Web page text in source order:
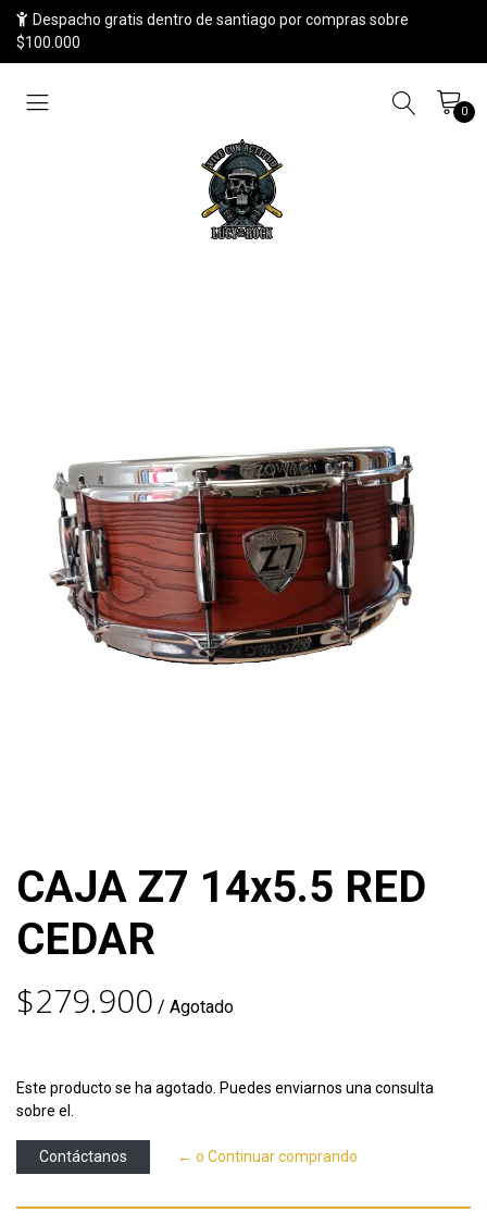
Despacho gratis dentro de santiago por compras sobre
$100.000
0
CAJA Z7 14x5.5 RED
CEDAR
$279.900 / Agotado
Este producto se ha agotado. Puedes enviarnos una consulta
sobre el.
Contáctanos ← o Continuar comprando